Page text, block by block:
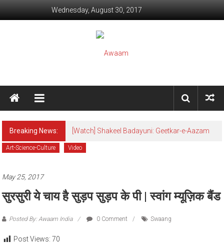
Wednesday, August 30, 2017
Awaam
We, the People of India
Breaking News: [Watch] Shakeel Badayuni: Geetkar-e-Aazam
Art-Science-Culture Video
May 25, 2017
सुरसुरी ये चाय है सुड़प सुड़प के पी | स्वांग म्यूज़िक बैंड
Posted By: Awaam India 0 Comment Swaang
Post Views:70